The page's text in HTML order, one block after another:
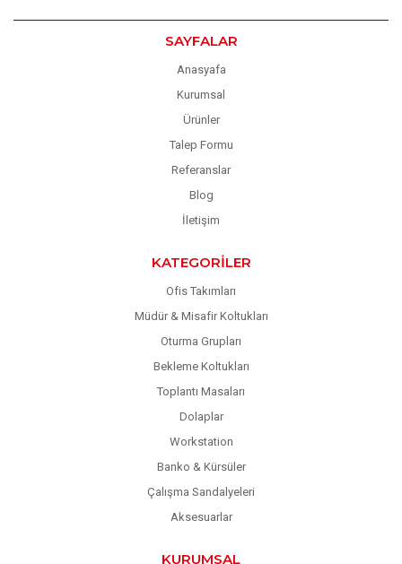
SAYFALAR
Anasyafa
Kurumsal
Ürünler
Talep Formu
Referanslar
Blog
İletişim
KATEGORILER
Ofis Takımları
Müdür & Misafir Koltukları
Oturma Grupları
Bekleme Koltukları
Toplantı Masaları
Dolaplar
Workstation
Banko & Kürsüler
Çalışma Sandalyeleri
Aksesuarlar
KURUMSAL